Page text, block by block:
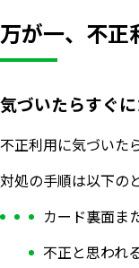
万が一、不正
気づいたらすぐ
不正利用に気づいた
対処の手順は以下の
カード裏面ま
不正と思われ